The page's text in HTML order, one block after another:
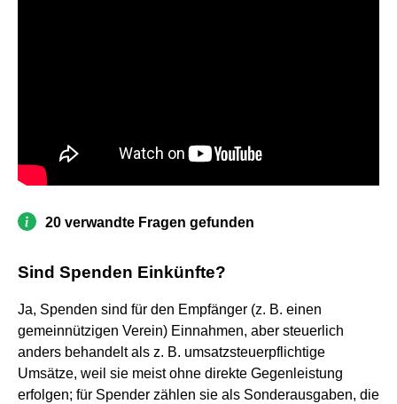
20 verwandte Fragen gefunden
Sind Spenden Einkünfte?
Ja, Spenden sind für den Empfänger (z. B. einen
gemeinnützigen Verein) Einnahmen, aber steuerlich
anders behandelt als z. B. umsatzsteuerpflichtige
Umsätze, weil sie meist ohne direkte Gegenleistung
erfolgen; für Spender zählen sie als Sonderausgaben, die